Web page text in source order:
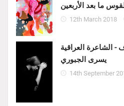
ما بعد الأربعين
12th March 2018
- الشاعرة العراقية
يسرى الجبوري
14th September